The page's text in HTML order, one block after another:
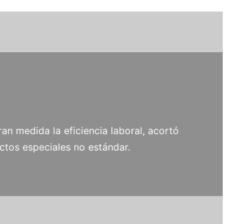
medida la eficiencia laboral, acortó
especiales no estándar.